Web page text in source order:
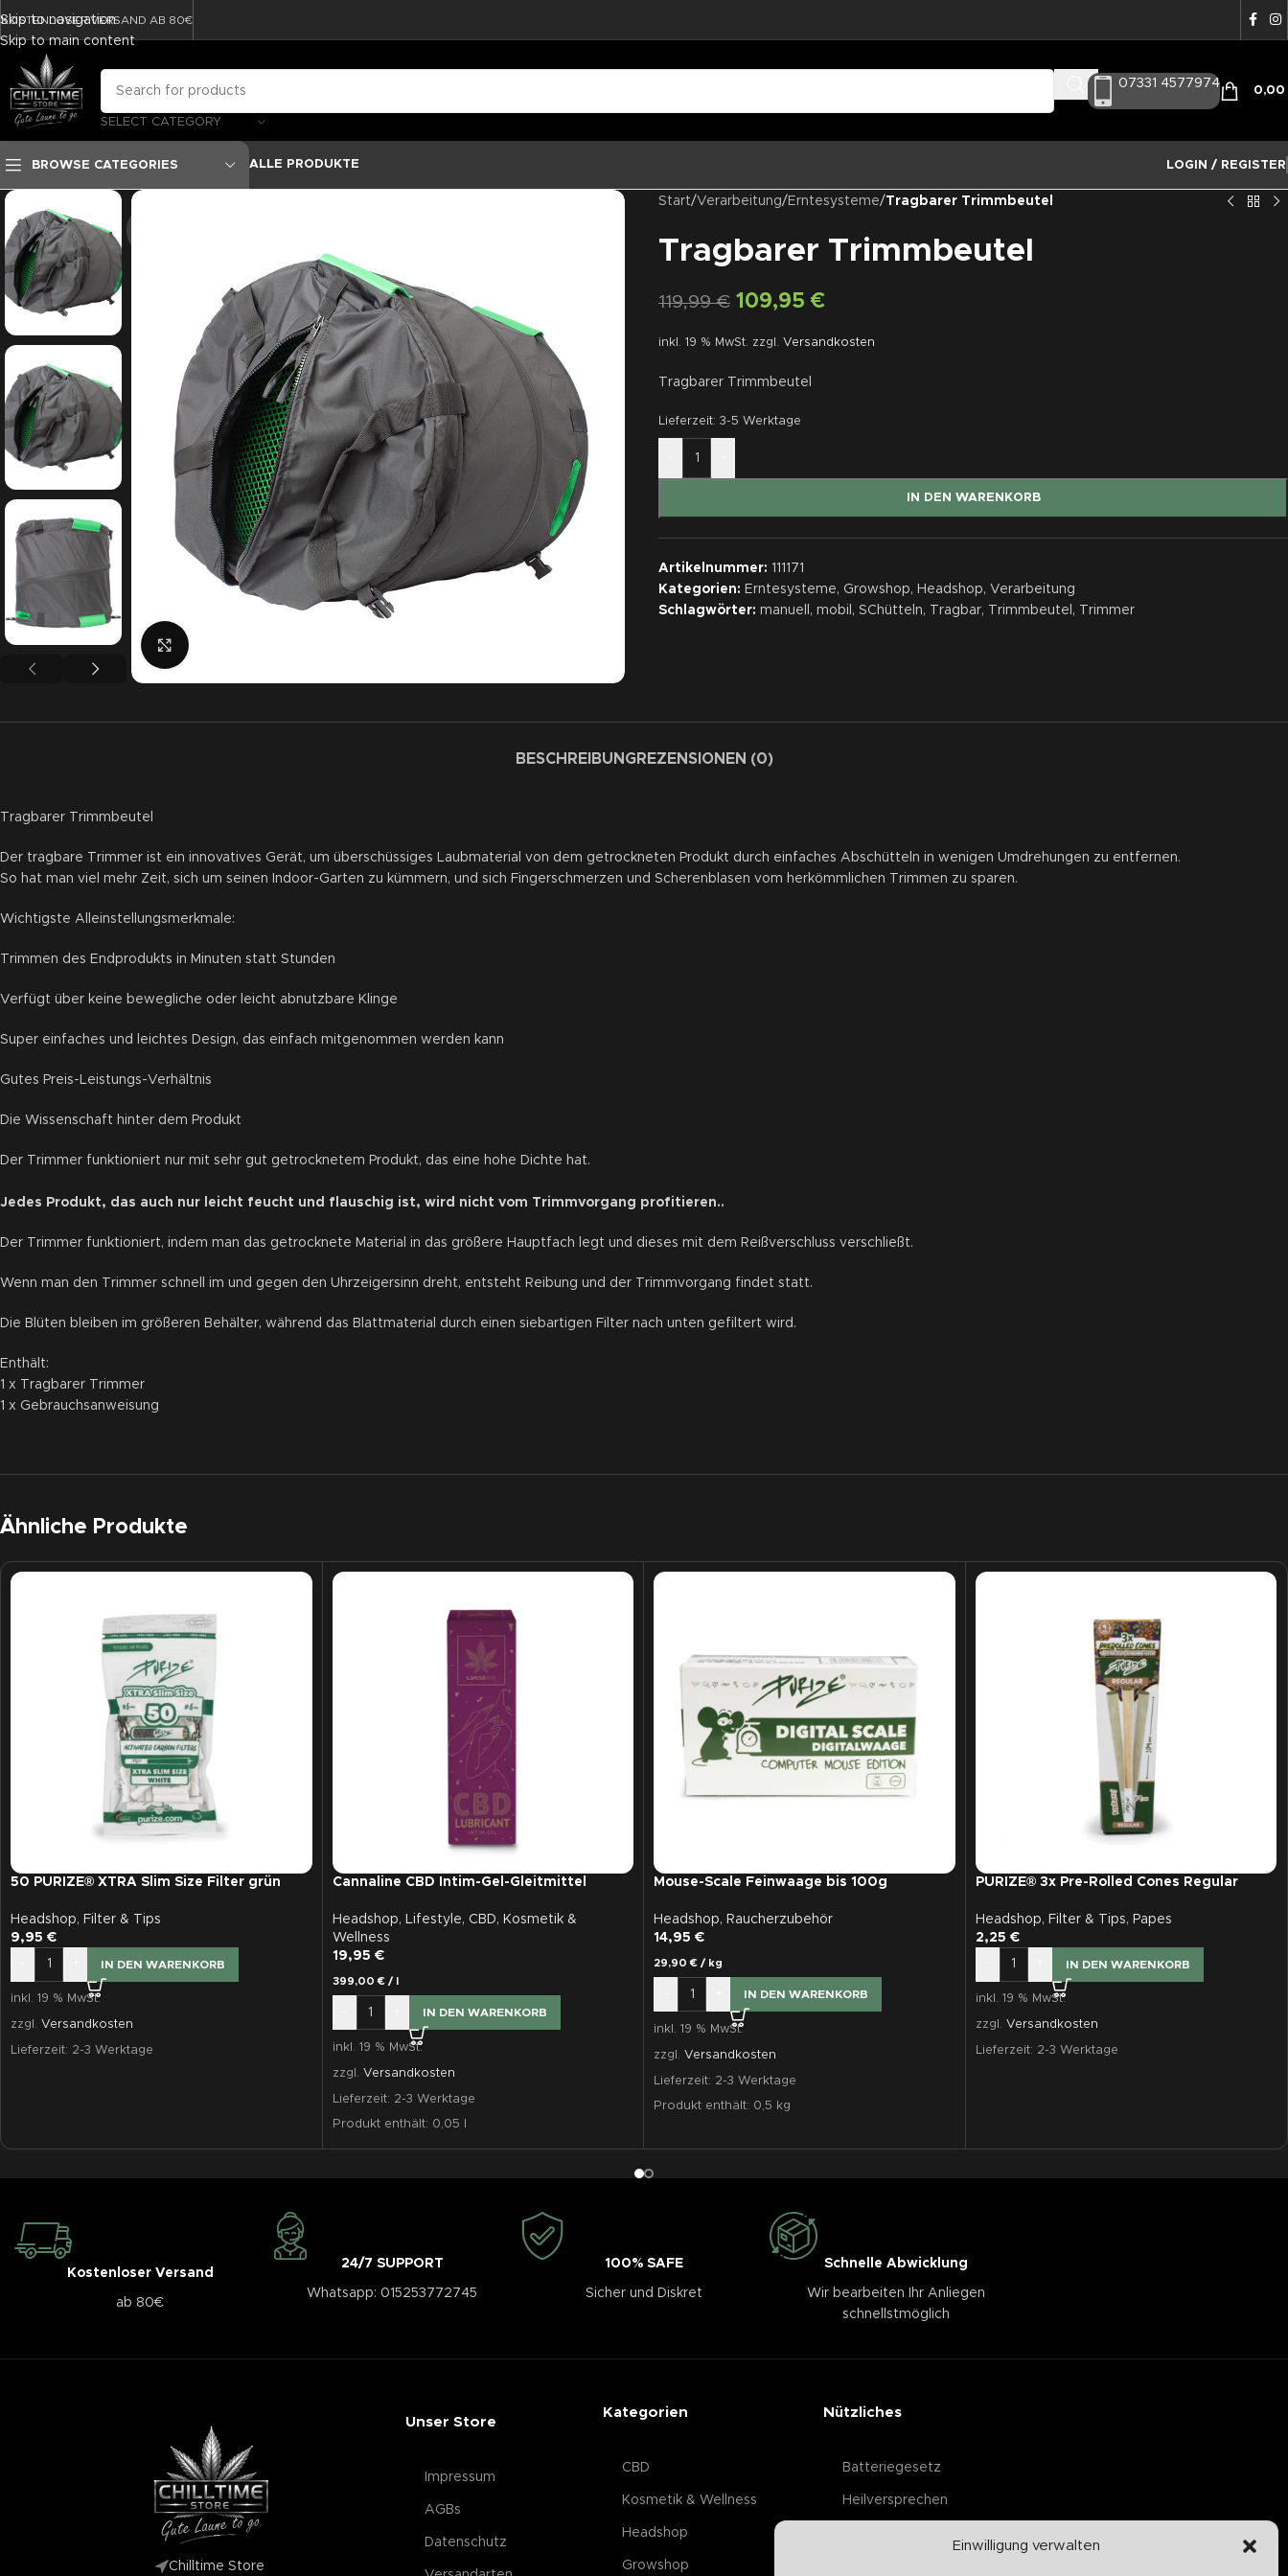
Einwilligung verwalten
Skip to navigation
Skip to main content
KOSTENLOSER VERSAND AB 80€
SELECT CATEGORY
07331 4577974
0,00
BROWSE CATEGORIES ALLE PRODUKTE LOGIN / REGISTER
Start/Verarbeitung/ Erntesysteme/Tragbarer Trimmbeutel
Tragbarer Trimmbeutel
119,99€ 109,95 €
inkl. 19 % MwSt. zzgl. Versandkosten
Tragbarer Trimmbeutel
Lieferzeit: 3-5 Werktage
IN DEN WARENKORB
Artikelnummer: 111171
Kategorien: Erntesysteme, Growshop, Headshop, Verarbeitung
Schlagwörter: manuell , mobil , SChütteln, Tragbar, Trimmbeutel , Trimmer
BESCHREIBUNGREZENSIONEN (0)
Tragbarer Trimmbeutel
Der tragbare Trimmer ist ein innovatives Gerät, um überschüssiges Laubmaterial von dem getrockneten Produkt durch einfaches Abschütteln in wenigen Umdrehungen zu entfernen.
So hat man viel mehr Zeit, sich um seinen Indoor-Garten zu kümmern, und sich Fingerschmerzen und Scherenblasen vom herkömmlichen Trimmen zu sparen.
Wichtigste Alleinstellungsmerkmale:
Trimmen des Endprodukts in Minuten statt Stunden
Verfügt über keine bewegliche oder leicht abnutzbare Klinge
Super einfaches und leichtes Design, das einfach mitgenommen werden kann
Gutes Preis-Leistungs-Verhältnis
Die Wissenschaft hinter dem Produkt
Der Trimmer funktioniert nur mit sehr gut getrocknetem Produkt, das eine hohe Dichte hat.
Jedes Produkt, das auch nur leicht feucht und flauschig ist, wird nicht vom Trimmvorgang profitieren..
Der Trimmer funktioniert, indem man das getrocknete Material in das größere Hauptfach legt und dieses mit dem Reißverschluss verschließt.
Wenn man den Trimmer schnell im und gegen den Uhrzeigersinn dreht, entsteht Reibung und der Trimmvorgang findet statt.
Die Blüten bleiben im größeren Behälter, während das Blattmaterial durch einen siebartigen Filter nach unten gefiltert wird.
Enthält:
1 x Tragbarer Trimmer
1 x Gebrauchsanweisung
Ähnliche Produkte
50 PURIZE® XTRA Slim Size Filter grün
Headshop, Filter & Tips
9,95 €
IN DEN WARENKORB
inkl. 19 % MwSt.
zzgl. Versandkosten
Lieferzeit: 2-3 Werktage
Cannaline CBD Intim-Gel-Gleitmittel
Headshop, Lifestyle, CBD, Kosmetik &
Wellness
19,95 €
399,00€/
IN DEN WARENKORB
inkl. 19 % MwSt.
zzgl. Versandkosten
Lieferzeit: 2-3 Werktage
Produkt enthält: 0,05
Mouse-Scale Feinwaage bis 100g
Headshop, Raucherzubehör
14,95 €
29,90€ / kg
IN DEN WARENKORB
inkl. 19 % MwSt.
zzgl. Versandkosten
Lieferzeit: 2-3 Werktage
Produkt enthält: 0,5 kg
PURIZE® 3x Pre-Rolled Cones Regular
Headshop, Filter & Tips, Papes
2,25 €
IN DEN WARENKORB
inkl. 19 % MwSt.
zzgl. Versandkosten
Lieferzeit: 2-3 Werktage
Kostenloser Versand
ab 80€
24/7 SUPPORT
Whatsapp: 015253772745
100% SAFE
Sicher und Diskret
Schnelle Abwicklung
Wir bearbeiten Ihr Anliegen
schnellstmöglich
Chilltime Store
Unser Store
Impressum
AGBs
Datenschutz
Kategorien
CBD
Kosmetik & Wellness
Headshop
Growshop
Nützliches
Batteriegesetz
Heilversprechen